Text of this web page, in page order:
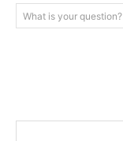
What is your question?